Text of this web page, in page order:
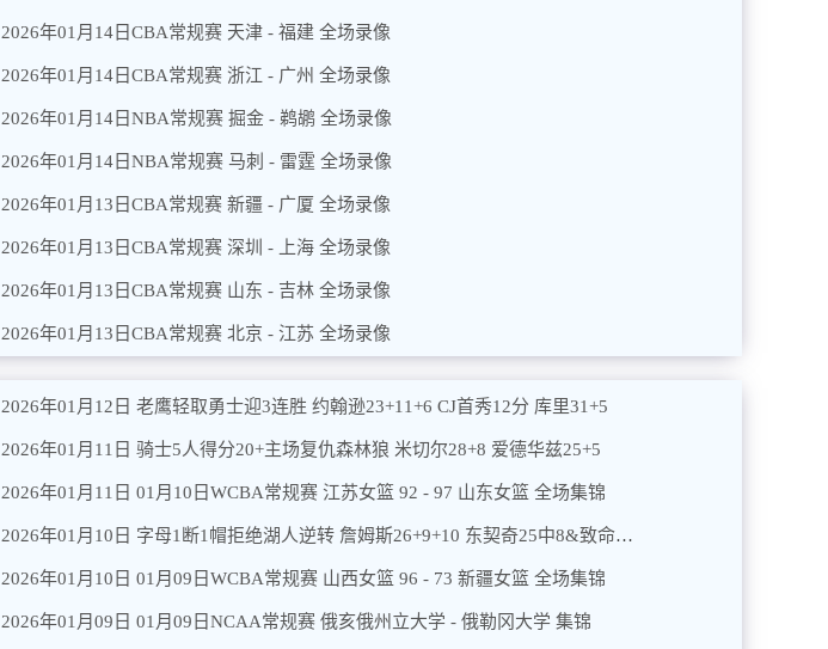
2026年01月14日CBA常规赛 天津 - 福建 全场录像
2026年01月14日CBA常规赛 浙江 - 广州 全场录像
2026年01月14日NBA常规赛 掘金 - 鹈鹕 全场录像
2026年01月14日NBA常规赛 马刺 - 雷霆 全场录像
2026年01月13日CBA常规赛 新疆 - 广厦 全场录像
2026年01月13日CBA常规赛 深圳 - 上海 全场录像
2026年01月13日CBA常规赛 山东 - 吉林 全场录像
2026年01月13日CBA常规赛 北京 - 江苏 全场录像
2026年01月12日 老鹰轻取勇士迎3连胜 约翰逊23+11+6 CJ首秀12分 库里31+5
2026年01月11日 骑士5人得分20+主场复仇森林狼 米切尔28+8 爱德华兹25+5
2026年01月11日 01月10日WCBA常规赛 江苏女篮 92 - 97 山东女篮 全场集锦
2026年01月10日 字母1断1帽拒绝湖人逆转 詹姆斯26+9+10 东契奇25中8&致命6犯
2026年01月10日 01月09日WCBA常规赛 山西女篮 96 - 73 新疆女篮 全场集锦
2026年01月09日 01月09日NCAA常规赛 俄亥俄州立大学 - 俄勒冈大学 集锦